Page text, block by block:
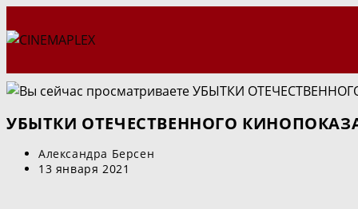
к
УБЫТКИ ОТЕЧЕСТВЕННОГО
Автор
записи:
Александра Берсен
Запись
13 января 2021